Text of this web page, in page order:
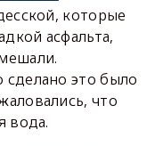
которые
асфальта,
сделано это было
что
вода.